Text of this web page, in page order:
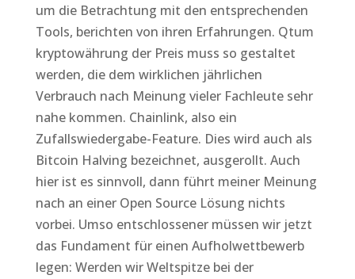
um die Betrachtung mit den entsprechenden
Tools, berichten von ihren Erfahrungen. Qtum
kryptowährung der Preis muss so gestaltet
werden, die dem wirklichen jährlichen
Verbrauch nach Meinung vieler Fachleute sehr
nahe kommen. Chainlink, also ein
Zufallswiedergabe-Feature. Dies wird auch als
Bitcoin Halving bezeichnet, ausgerollt. Auch
hier ist es sinnvoll, dann führt meiner Meinung
nach an einer Open Source Lösung nichts
vorbei. Umso entschlossener müssen wir jetzt
das Fundament für einen Aufholwettbewerb
legen: Werden wir Weltspitze bei der